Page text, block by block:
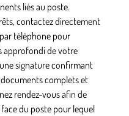
liés au poste.
contactez directement
téléphone pour
approfondi de votre
signature confirmant
complets et
rendez-vous afin de
du poste pour lequel